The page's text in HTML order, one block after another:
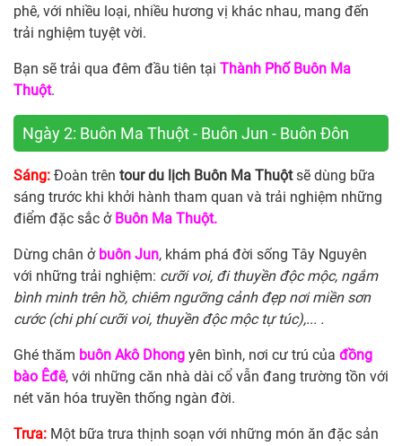
phê, với nhiều loại, nhiều hương vị khác nhau, mang đến
trải nghiệm tuyệt vời.
Bạn sẽ trải qua đêm đầu tiên tại Thành Phố Buôn Ma
Thuột.
Ngày 2: Buôn Ma Thuột - Buôn Jun - Buôn Đôn
Sáng: Đoàn trên tour du lịch Buôn Ma Thuộtsẽ dùng bữa
sáng trước khi khởi hành tham quan và trải nghiệm những
điểm đặc sắc ở Buôn Ma Thuột.
Dừng chân ở buôn Jun, khám phá đời sống Tây Nguyên
với những trải nghiệm: cưỡi voi, đi thuyền độc mộc, ngắm
bình minh trên hồ, chiêm ngưỡng cảnh đẹp nơi miền sơn
cước (chi phí cưỡi voi, thuyền độc mộc tự túc),... .
Ghé thăm buôn Akô Dhong yên bình, nơi cư trú của đồng
bào Êđê, với những căn nhà dài cổ vẫn đang trường tồn với
nét văn hóa truyền thống ngàn đời.
Trưa: Một bữa trưa thịnh soạn với những món ăn đặc sản